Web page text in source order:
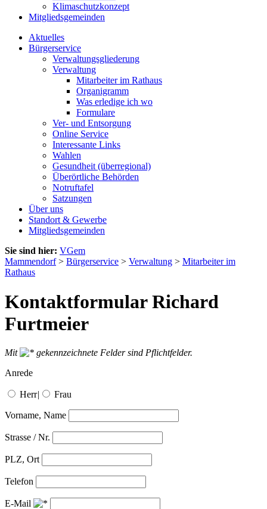
Klimaschutzkonzept
Mitgliedsgemeinden
Aktuelles
Bürgerservice
Verwaltungsgliederung
Verwaltung
Mitarbeiter im Rathaus
Organigramm
Was erledige ich wo
Formulare
Ver- und Entsorgung
Online Service
Interessante Links
Wahlen
Gesundheit (überregional)
Überörtliche Behörden
Notruftafel
Satzungen
Über uns
Standort & Gewerbe
Mitgliedsgemeinden
Sie sind hier: VGem
Mammendorf> Bürgerservice > Verwaltung > Mitarbeiter im
Rathaus
Kontaktformular Richard
Furtmeier
Mit
gekennzeichnete Felder sind Pflichtfelder.
Anrede
Herr| Frau
Vorname, Name
Strasse / Nr.
PLZ, Ort
Telefon
E-Mail